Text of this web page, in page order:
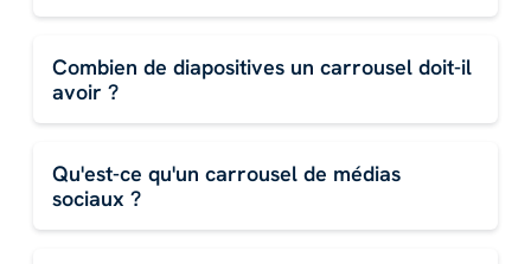
Combien de diapositives un carrousel doit-il
avoir ?
Qu'est-ce qu'un carrousel de médias
sociaux ?